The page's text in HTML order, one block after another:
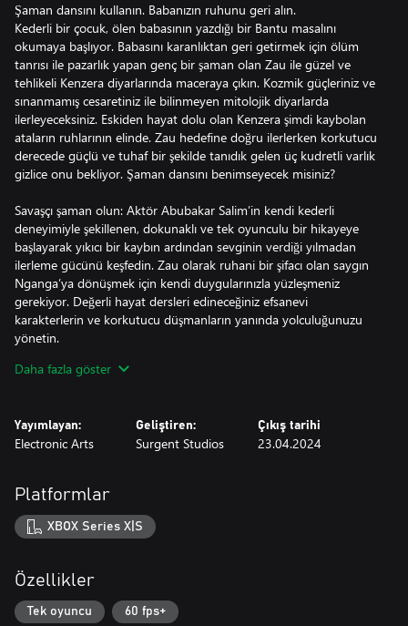
Şaman dansını kullanın. Babanızın ruhunu geri alın.
Kederli bir çocuk, ölen babasının yazdığı bir Bantu masalını
okumaya başlıyor. Babasını karanlıktan geri getirmek için ölüm
tanrısı ile pazarlık yapan genç bir şaman olan Zau ile güzel ve
tehlikeli Kenzera diyarlarında maceraya çıkın. Kozmik güçleriniz ve
sınanmamış cesaretiniz ile bilinmeyen mitolojik diyarlarda
ilerleyeceksiniz. Eskiden hayat dolu olan Kenzera şimdi kaybolan
ataların ruhlarının elinde. Zau hedefine doğru ilerlerken korkutucu
derecede güçlü ve tuhaf bir şekilde tanıdık gelen üç kudretli varlık
gizlice onu bekliyor. Şaman dansını benimseyecek misiniz?
Savaşçı şaman olun: Aktör Abubakar Salim’in kendi kederli
deneyimiyle şekillenen, dokunaklı ve tek oyunculu bir hikayeye
başlayarak yıkıcı bir kaybın ardından sevginin verdiği yılmadan
ilerleme gücünü keşfedin. Zau olarak ruhani bir şifacı olan saygın
Nganga’ya dönüşmek için kendi duygularınızla yüzleşmeniz
gerekiyor. Değerli hayat dersleri edineceğiniz efsanevi
karakterlerin ve korkutucu düşmanların yanında yolculuğunuzu
yönetin.
Güneş ve Ay Maskelerinin Dansı: Güneş ve Ay’ın kozmik güçlerini
maskesinin gücünü kullanarak zamanı manipüle edin ve
düşmanları kristalleştirin ya da Güneş maskesiyle keskin mızraklar
animasyonlarla gerçekleşecek. Bu metroidvania tarzı macerada
Highlands, Woodlands ve Deadlands’de ilerlemek için sıçrayın,
süzülün, dönüştürün ve yetenekleri açın.
şamanların anılarını, kutsal ruhları ve büyüleyici varlıkları içeren
kazanan besteci Nainita Desai’nin büyüleyici orijinal müziklerinin
Daha fazla göster
Yayımlayan:
Electronic Arts
Geliştiren:
Surgent Studios
Çıkış tarihi
23.04.2024
Platformlar
XBOX Series X|S
Özellikler
Tek oyuncu 60 fps+